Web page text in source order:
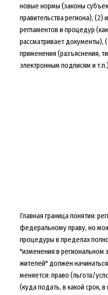
новые нормы (законы
правительства региона), (2)
регламентов и процедур
рассматривает документы),
применения (разъяснения,
электронным подписям и
Главная граница понятия:
федеральному праву, но
процедуры в пределах
"изменения в региональном
жителей" должен
меняется: право (льгота/
(куда подать, в какой срок,